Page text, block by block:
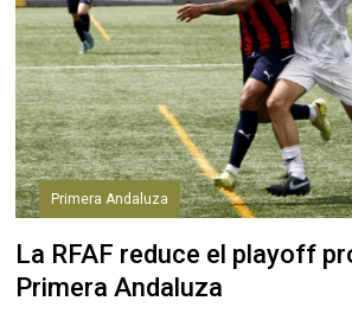
Primera Andaluza
La RFAF reduce el playoff
Primera Andaluza